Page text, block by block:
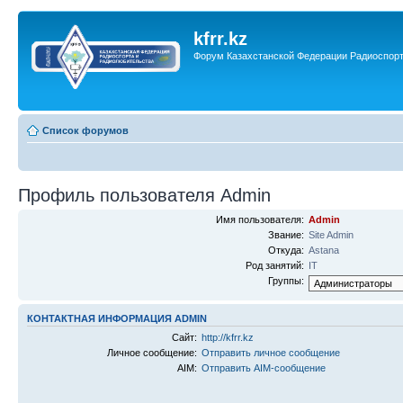
kfrr.kz
Форум Казахстанской Федерации
Список форумов
Профиль пользователя Admin
Имя пользователя: Admin
Звание: Site Admin
Откуда: Astana
Род занятий: IT
Группы:
КОНТАКТНАЯ ИНФОРМАЦИЯ ADMIN
Сайт: http://kfrr.kz
Личное сообщение: Отправить личное сообщение
AIM: Отправить AIM-сообщение